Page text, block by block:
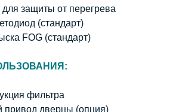
защиты от перегрева
(стандарт)
FOG (стандарт)
фильтра
привод дверцы (опция)